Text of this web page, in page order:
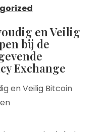
en Veilig
bij de
Exchange
en Veilig Bitcoin